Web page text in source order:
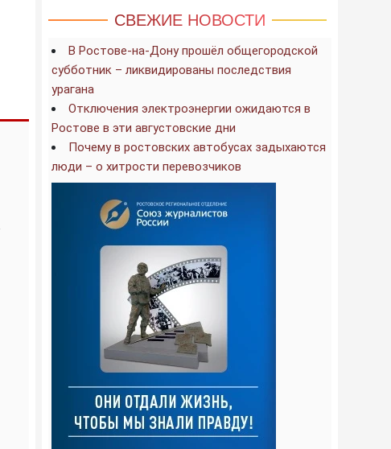
СВЕЖИЕ НОВОСТИ
В Ростове-на-Дону прошёл общегородской
субботник – ликвидированы последствия
урагана
Отключения электроэнергии ожидаются в
Ростове в эти августовские дни
Почему в ростовских автобусах задыхаются
люди – о хитрости перевозчиков